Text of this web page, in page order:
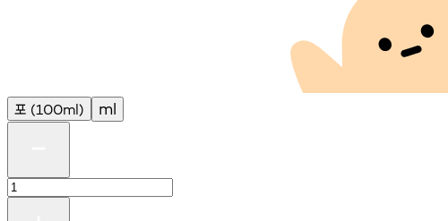
포 (100ml) ml